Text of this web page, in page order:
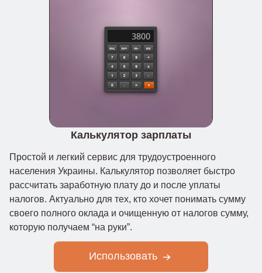
Калькулятор зарплаты
Простой и легкий сервис для трудоустроенного
населения Украины. Калькулятор позволяет быстро
рассчитать заработную плату до и после уплаты
налогов. Актуально для тех, кто хочет понимать сумму
своего полного оклада и очищенную от налогов сумму,
которую получаем “на руки”.
Использовать